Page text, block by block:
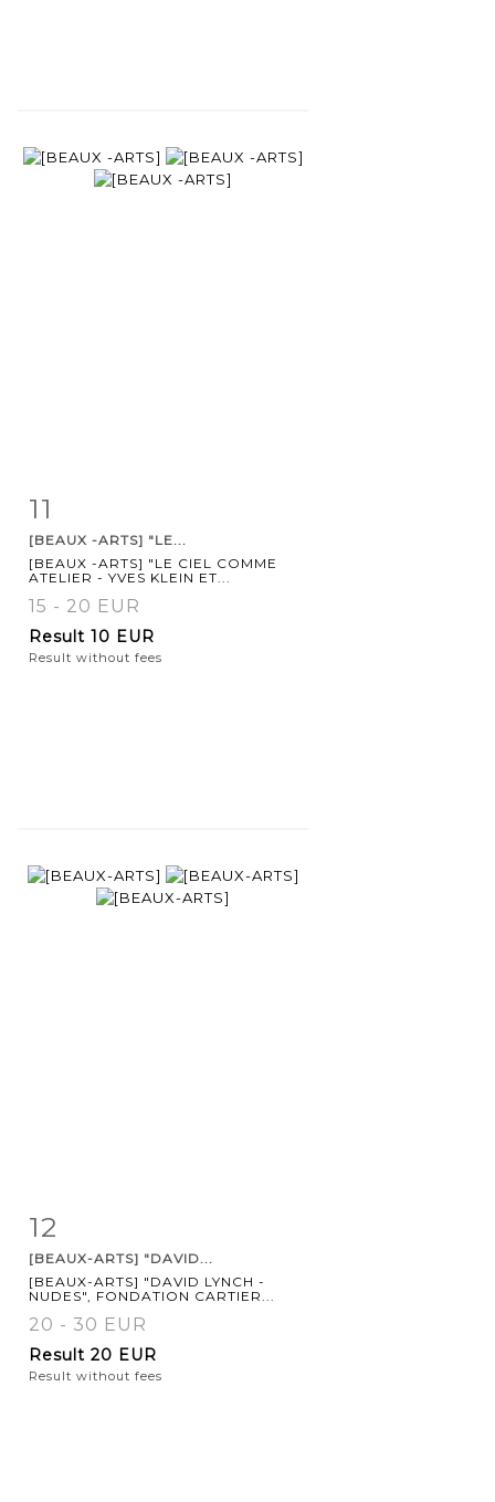
11
[BEAUX -ARTS] "LE...
[BEAUX -ARTS] "LE CIEL COMME
ATELIER - YVES KLEIN ET...
15 - 20 EUR
Result 10 EUR
Result without fees
Item detail
12
[BEAUX-ARTS] "DAVID...
[BEAUX-ARTS] "DAVID LYNCH -
NUDES", FONDATION CARTIER...
20 - 30 EUR
Result 20 EUR
Result without fees